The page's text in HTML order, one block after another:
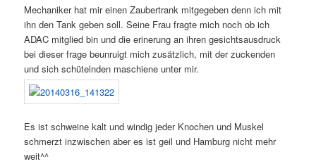
Mechaniker hat mir einen Zaubertrank mitgegeben denn ich mit
ihn den Tank geben soll. Seine Frau fragte mich noch ob ich
ADAC mitglied bin und die erinerung an ihren gesichtsausdruck
bei dieser frage beunruigt mich zusätzlich, mit der zuckenden
und sich schütelnden maschiene unter mir.
Es ist schweine kalt und windig jeder Knochen und Muskel
schmerzt inzwischen aber es ist geil und Hamburg nicht mehr
weit^^